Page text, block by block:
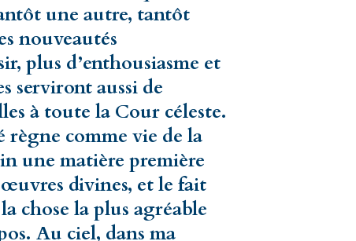
une autre, tantôt
nouveautés
plus d’enthousiasme et
serviront aussi de
à toute la Cour céleste.
règne comme vie de la
une matière première
divines, et le fait
chose la plus agréable
Au ciel, dans ma